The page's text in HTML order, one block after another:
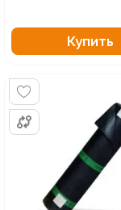
Купить